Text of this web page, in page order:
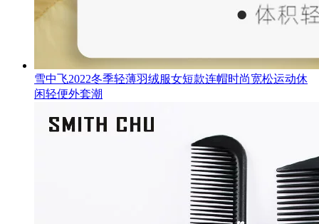
雪中飞2022冬季轻薄羽绒服女短款连帽时尚宽松运动休
闲轻便外套潮